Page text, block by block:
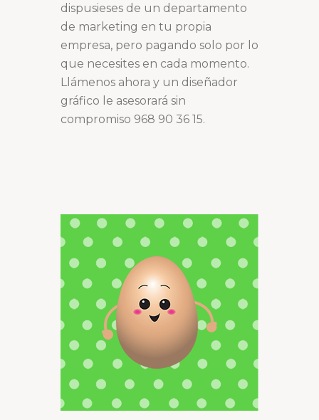
dispusieses de un departamento
de marketing en tu propia
empresa, pero pagando solo por lo
que necesites en cada momento.
Llámenos ahora y un diseñador
gráfico le asesorará sin
compromiso 968 90 36 15.